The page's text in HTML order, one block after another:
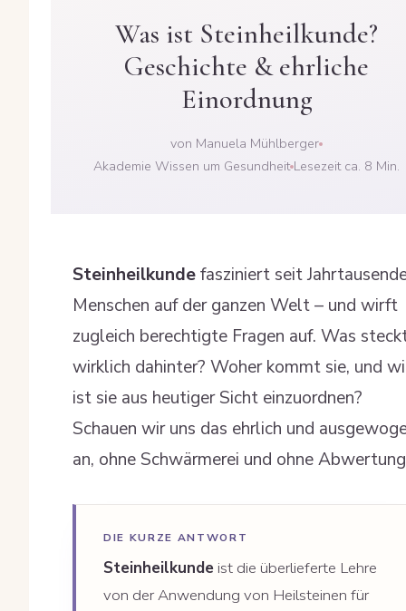
Was ist Steinheilkunde?
Geschichte & ehrliche
Einordnung
von Manuela Mühlberger
Akademie Wissen um Gesundheit Lesezeit ca. 8 Min.
Steinheilkundefasziniert seit
Menschen auf der ganzen Welt – und wirft
zugleich berechtigte Fragen auf. Was
wirklich dahinter? Woher kommt sie, und
ist sie aus heutiger Sicht einzuordnen?
Schauen wir uns das ehrlich und
an, ohne Schwärmerei und ohne
DIE KURZE ANTWORT
Steinheilkunde ist die überlieferte Lehre
von der Anwendung von Heilsteinen für